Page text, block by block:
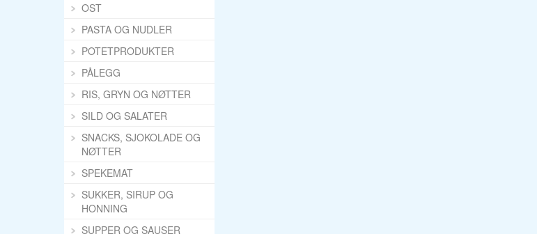
OST
PASTA OG NUDLER
POTETPRODUKTER
PÅLEGG
RIS, GRYN OG NØTTER
SILD OG SALATER
SNACKS, SJOKOLADE OG
NØTTER
SPEKEMAT
SUKKER, SIRUP OG
HONNING
SUPPER OG SAUSER